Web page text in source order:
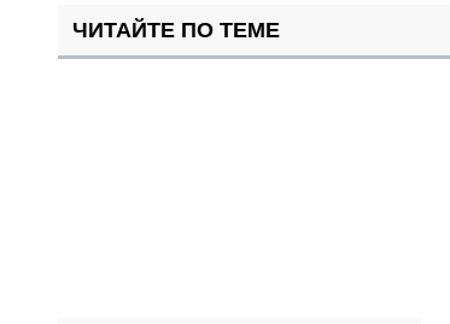
ЧИТАЙТЕ ПО ТЕМЕ